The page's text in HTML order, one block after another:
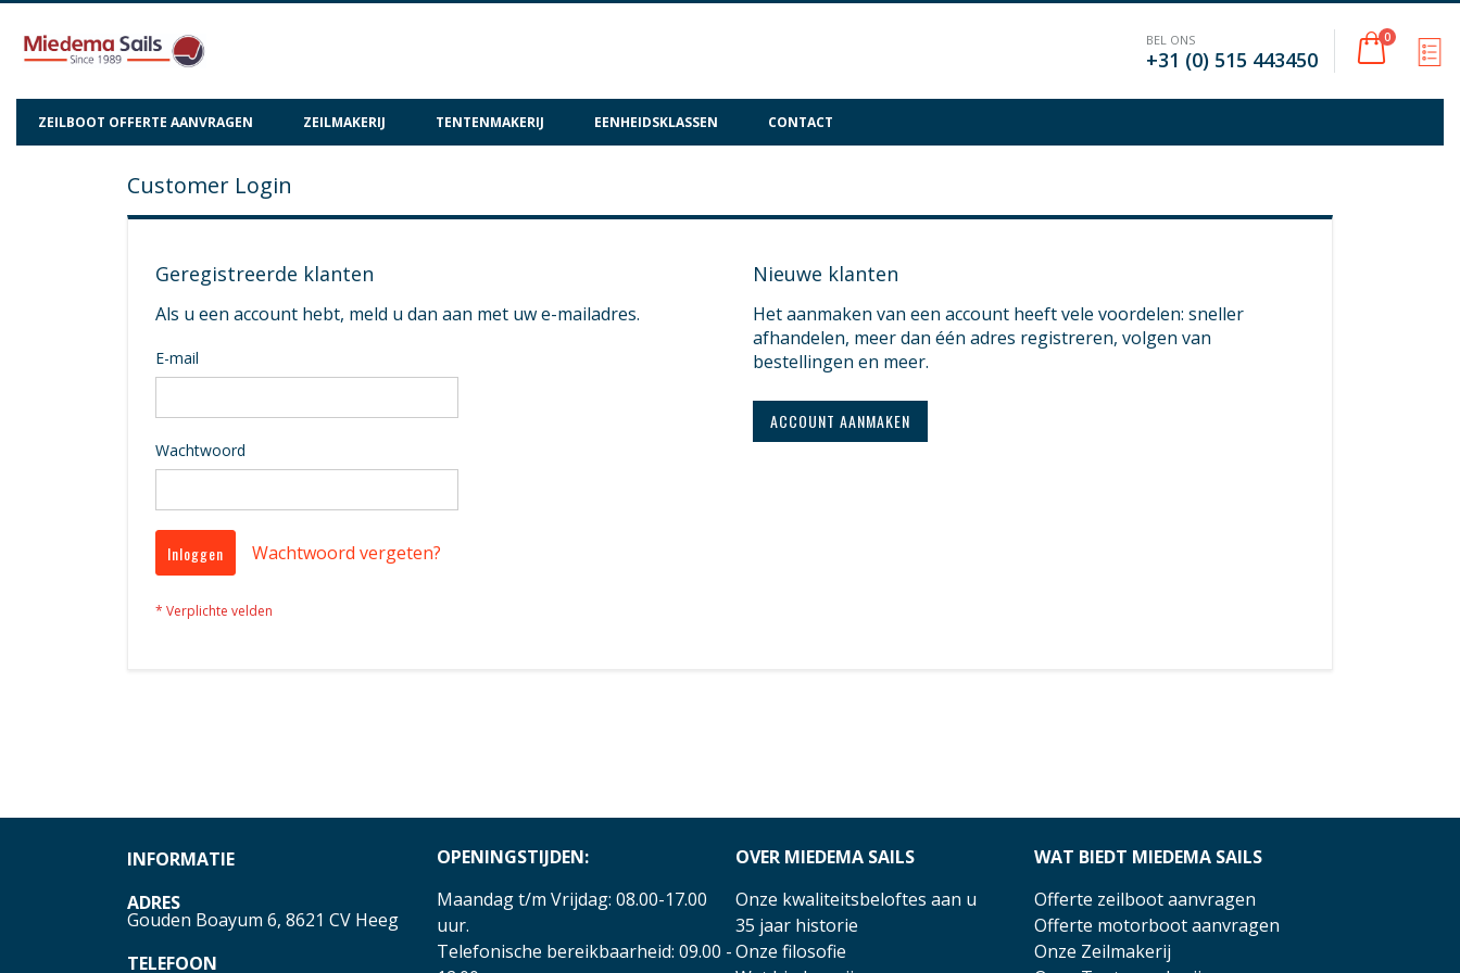
Cart
0
BEL ONS
+31 (0) 515 443450
ZEILBOOT OFFERTE AANVRAGEN ZEILMAKERIJ TENTENMAKERIJ EENHEIDSKLASSEN CONTACT
Customer Login
Geregistreerde klanten
Als u een account hebt, meld u dan aan met uw e-mailadres.
E-mail
Wachtwoord
Inloggen Wachtwoord vergeten?
Nieuwe klanten
Het aanmaken van een account heeft vele voordelen: sneller
afhandelen, meer dan één adres registreren, volgen van
bestellingen en meer.
ACCOUNT AANMAKEN
INFORMATIE
ADRES
Gouden Boayum 6, 8621 CV Heeg
TELEFOON
OPENINGSTIJDEN:
Maandag t/m Vrijdag: 08.00-17.00
uur.
Telefonische bereikbaarheid: 09.00 -
OVER MIEDEMA SAILS
Onze kwaliteitsbeloftes aan u
35 jaar historie
Onze filosofie
WAT BIEDT MIEDEMA SAILS
Offerte zeilboot aanvragen
Offerte motorboot aanvragen
Onze Zeilmakerij